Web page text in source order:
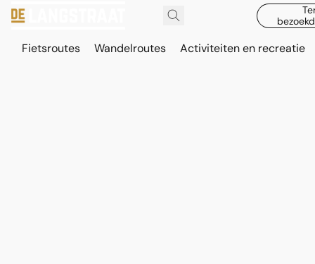
Fietsroutes Wandelroutes Activiteiten en recreatie